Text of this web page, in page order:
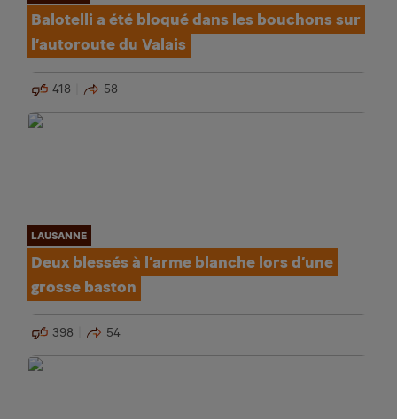
Balotelli a été bloqué dans les bouchons sur
l’autoroute du Valais
418 58
LAUSANNE
Deux blessés à l’arme blanche lors d’une
grosse baston
398 54